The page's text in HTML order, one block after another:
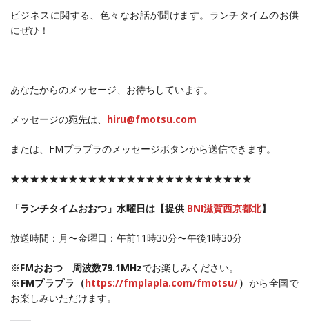
ビジネスに関する、色々なお話が聞けます。ランチタイムのお供
にぜひ！
あなたからのメッセージ、お待ちしています。
メッセージの宛先は、 hiru@fmotsu.com
または、FMプラプラのメッセージボタンから送信できます。
★★★★★★★★★★★★★★★★★★★★★★★★★
「ランチタイムおおつ」水曜日は【提供 BNI滋賀西京都北】
放送時間：月〜金曜日：午前11時30分〜午後1時30分
※FMおおつ 周波数79.1MHzでお楽しみください。
※ FMプラプラ（https://fmplapla.com/fmotsu/） から全国で
お楽しみいただけます。